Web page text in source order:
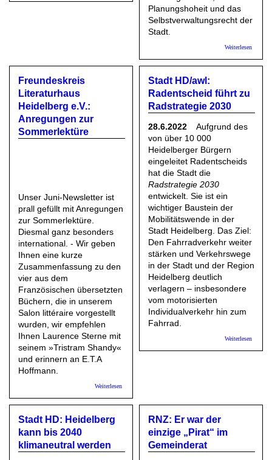
Planungshoheit und das
Selbstverwaltungsrecht der
Stadt.
Weiterlesen
Freundeskreis
Literaturhaus
Heidelberg e.V.:
Anregungen zur
Sommerlektüre
Unser Juni-Newsletter ist
prall gefüllt mit Anregungen
zur Sommerlektüre.
Diesmal ganz besonders
international. - Wir geben
Ihnen eine kurze
Zusammenfassung zu den
vier aus dem
Französischen übersetzten
Büchern, die in unserem
Salon littéraire vorgestellt
wurden, wir empfehlen
Ihnen Laurence Sterne mit
seinem »Tristram Shandy«
und erinnern an E.T.A
Hoffmann.
Weiterlesen
Stadt HD/awl:
Radentscheid führt zu
Radstrategie 2030
28.6.2022
Aufgrund des
von über 10 000
Heidelberger Bürgern
eingeleitet Radentscheids
hat die Stadt die
Radstrategie 2030
entwickelt. Sie ist ein
wichtiger Baustein der
Mobilitätswende in der
Stadt Heidelberg. Das Ziel:
Den Fahrradverkehr weiter
stärken und Verkehrswege
in der Stadt und der Region
Heidelberg deutlich
verlagern – insbesondere
vom motorisierten
Individualverkehr hin zum
Fahrrad.
Weiterlesen
Stadt HD: Heidelberg
kann bis 2040
klimaneutral werden
RNZ: Er war der
einzige „Pirat“ im
Gemeinderat